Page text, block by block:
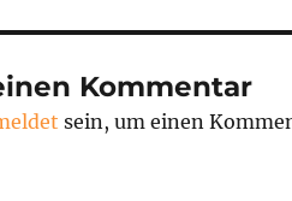
Kommentar
sein, um einen